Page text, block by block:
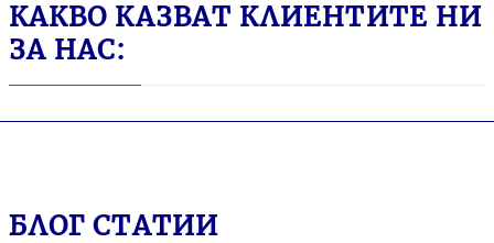
КАКВО КАЗВАТ КЛИЕНТИТЕ НИ
ЗА НАС:
БЛОГ СТАТИИ